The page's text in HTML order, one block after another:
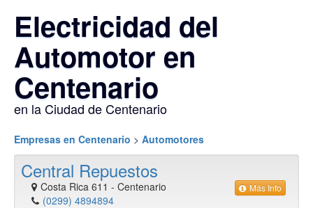
Electricidad del
Automotor en
Centenario
en la Ciudad de Centenario
Empresas en Centenario > Automotores
Central Repuestos
Costa Rica 611 - Centenario
(0299) 4894894
Más Info